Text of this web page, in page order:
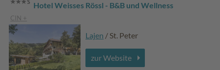
Hotel Weisses Rössl - B&B und Wellness
CIN +
Lajen / St. Peter
zur Website